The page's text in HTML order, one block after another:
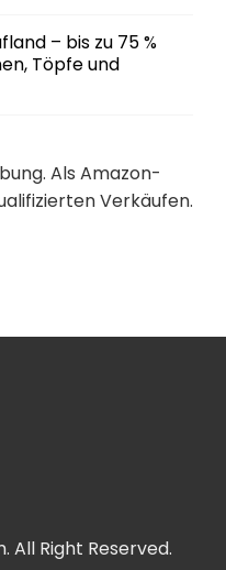
– bis zu 75 %
Töpfe und
Als Amazon-
Verkäufen.
All Right Reserved.